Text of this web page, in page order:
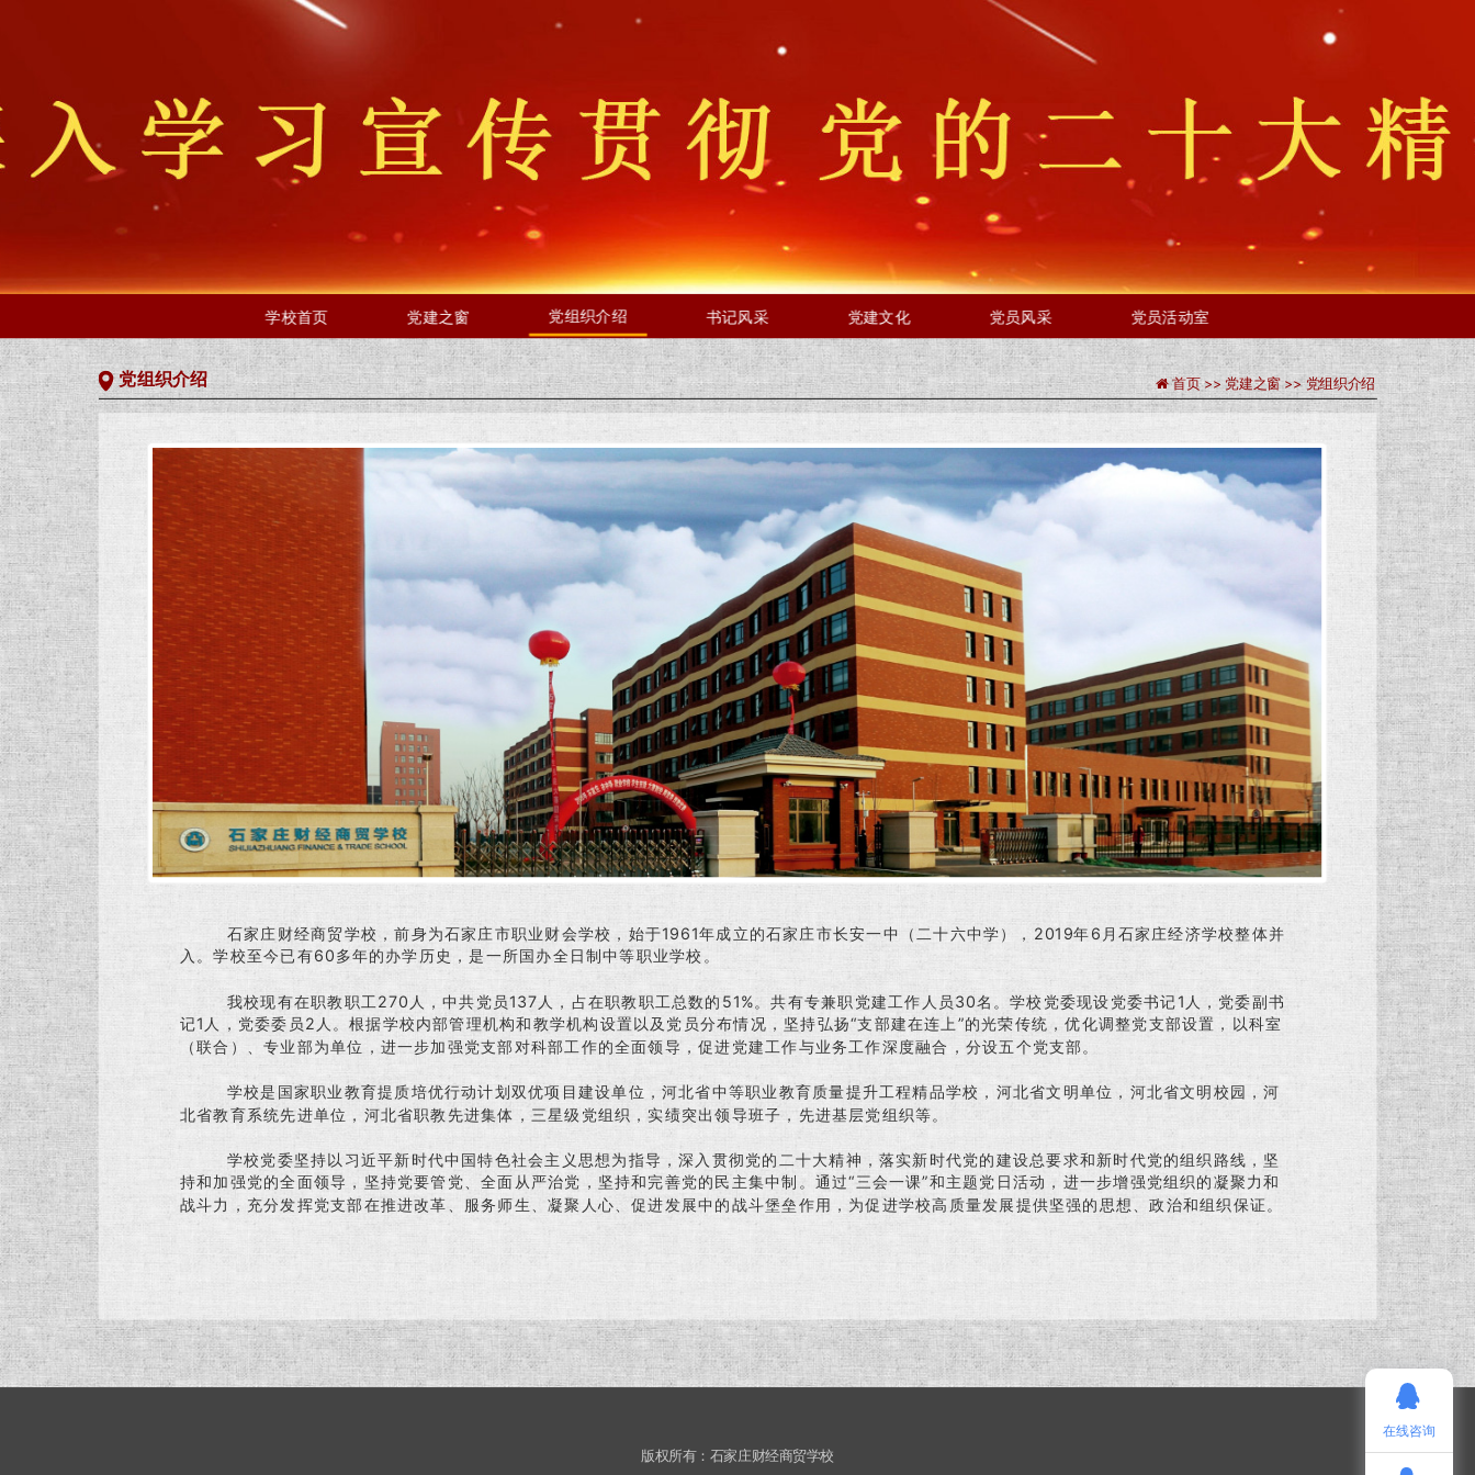
学校首页 党建之窗 党组织介绍 书记风采 党建文化 党员风采 党员活动室
党组织介绍 首页 >> 党建之窗 >>党组织介绍
石家庄财经商贸学校，前身为石家庄市职业财会学校，始于1961年成立的石家庄市长安一中（二十六中学），2019年6月石家庄经济学校整体并
入。学校至今已有60多年的办学历史，是一所国办全日制中等职业学校。
我校现有在职教职工270人，中共党员137人，占在职教职工总数的51%。共有专兼职党建工作人员30名。学校党委现设党委书记1人，党委副书
记1人，党委委员2人。根据学校内部管理机构和教学机构设置以及党员分布情况，坚持弘扬“支部建在连上”的光荣传统，优化调整党支部设置，以科室
（联合）、专业部为单位，进一步加强党支部对科部工作的全面领导，促进党建工作与业务工作深度融合，分设五个党支部。
学校是国家职业教育提质培优行动计划双优项目建设单位，河北省中等职业教育质量提升工程精品学校，河北省文明单位，河北省文明校园，河
北省教育系统先进单位，河北省职教先进集体，三星级党组织，实绩突出领导班子，先进基层党组织等。
学校党委坚持以习近平新时代中国特色社会主义思想为指导，深入贯彻党的二十大精神，落实新时代党的建设总要求和新时代党的组织路线，坚
持和加强党的全面领导，坚持党要管党、全面从严治党，坚持和完善党的民主集中制。通过“三会一课”和主题党日活动，进一步增强党组织的凝聚力和
战斗力，充分发挥党支部在推进改革、服务师生、凝聚人心、促进发展中的战斗堡垒作用，为促进学校高质量发展提供坚强的思想、政治和组织保证。
版权所有：石家庄财经商贸学校
在线咨询